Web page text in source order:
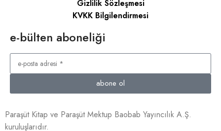
Gizlilik Sözleşmesi
KVKK Bilgilendirmesi
e-bülten aboneliği
abone ol
Paraşüt Kitap ve Paraşüt Mektup Baobab Yayıncılık A.Ş.
kuruluşlarıdır.